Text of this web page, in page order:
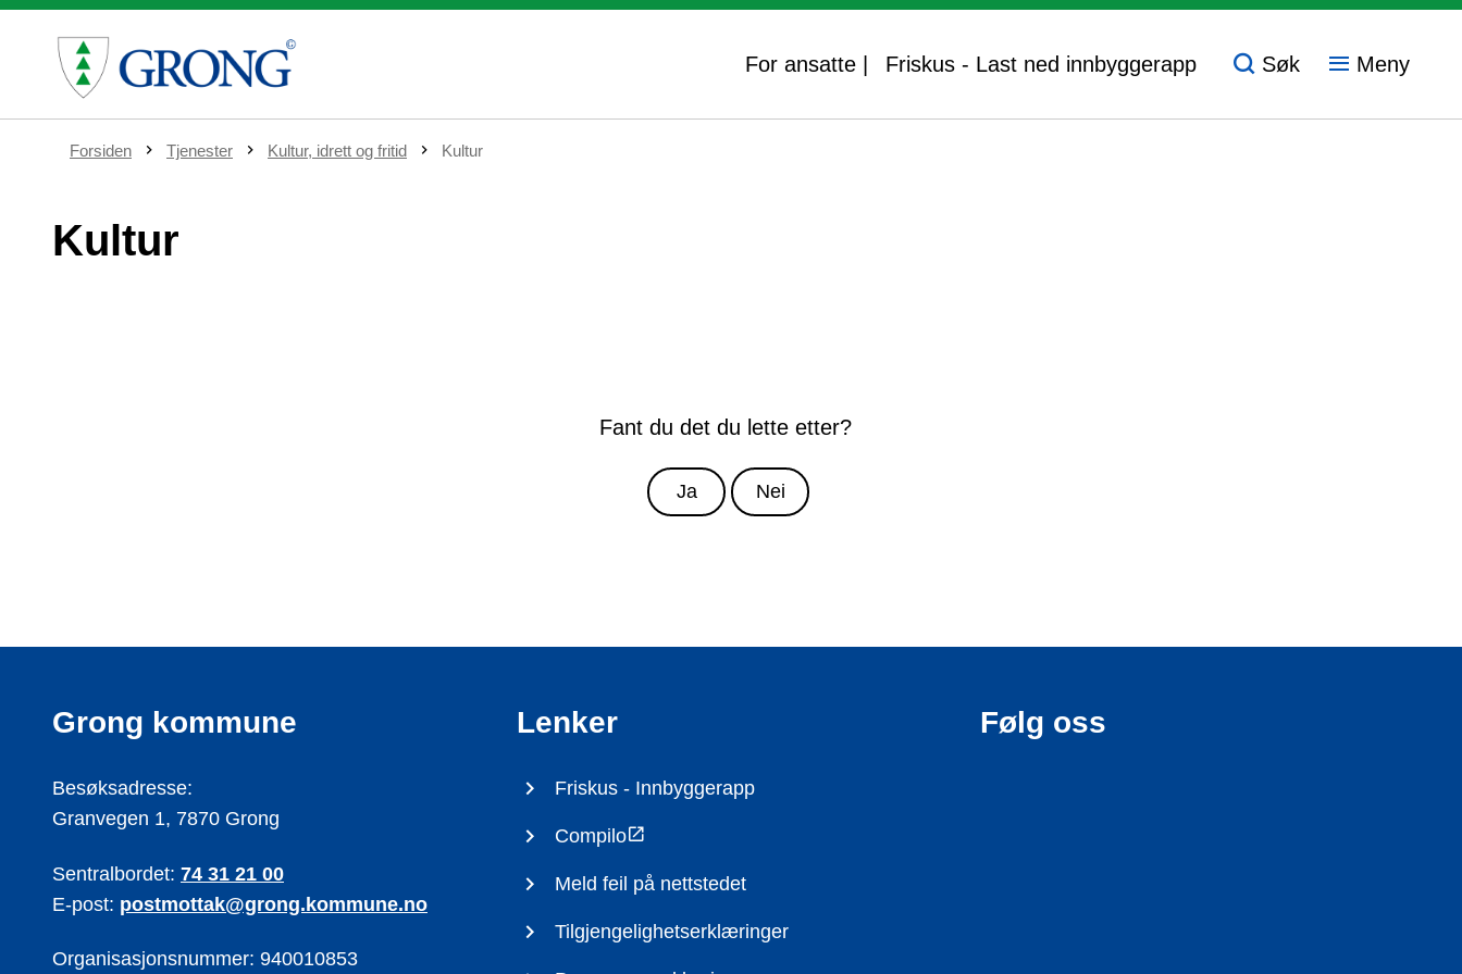
For ansatte | Friskus - Last ned innbyggerapp Søk Meny
D
h
e
Forsiden Tjenester Kultur, idrett og fritid Kultur
Kultur
Fant du det du lette etter?
Ja Nei
Grong kommune
Besøksadresse:
Granvegen 1, 7870 Grong
Sentralbordet: 74 31 21 00
E-post: postmottak@grong.kommune.no
Organisasjonsnummer: 940010853
Lenker
Friskus - Innbyggerapp
Compilo
Meld feil på nettstedet
Tilgjengelighetserklæringer
Følg oss